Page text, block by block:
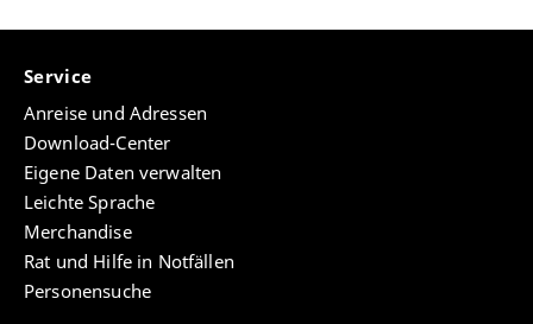
Service
Anreise und Adressen
Download-Center
Eigene Daten verwalten
Leichte Sprache
Merchandise
Rat und Hilfe in Notfällen
Personensuche